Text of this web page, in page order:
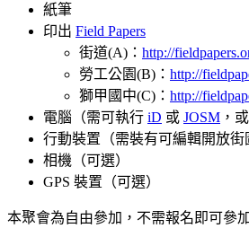
紙筆
印出 Field Papers
街道(A)： http://
勞工公園(B)： http://
獅甲國中(C)： http://
電腦（需可執行 iD 或 JOSM ，
行動裝置（需裝有可編輯開放街
相機（可選）
GPS 裝置（可選）
本聚會為自由參加，不需報名即可參